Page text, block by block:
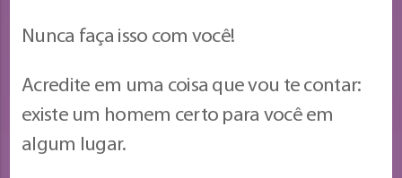
Nunca faça isso com você!
Acredite em uma coisa que vou te contar:
existe um homem certo para você em
algum lugar.